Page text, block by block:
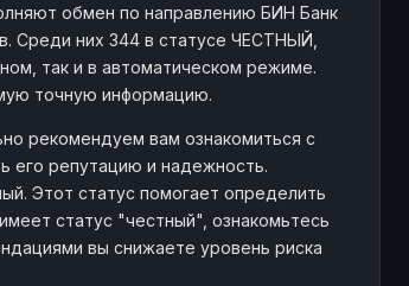
обмен по направлению БИН Банк
Среди них 344 в статусе ЧЕСТНЫЙ,
так и в автоматическом режиме.
точную информацию.
рекомендуем вам ознакомиться с
его репутацию и надежность.
Этот статус помогает определить
статус "честный", ознакомьтесь
вы снижаете уровень риска